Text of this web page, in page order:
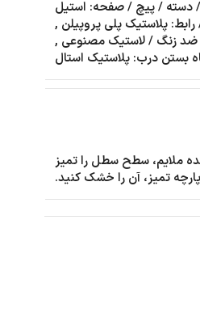
دسته / پیچ / صفحه: استیل
پلاستیک پلی پروپیلن ,
زنگ / لاستیک مصنوعی ,
بستن درب: پلاستیک استال
ملایم، سطح سطل را تمیز
تمیز، آن را خشک کنید.